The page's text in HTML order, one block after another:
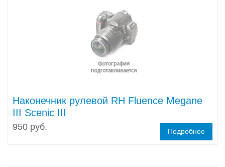
Наконечник рулевой RH Fluence Megane
III Scenic III
950 руб. Подробнее